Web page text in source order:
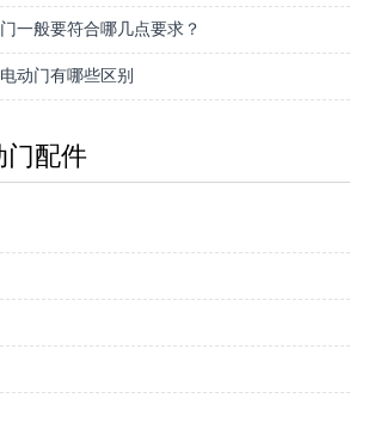
一般要符合哪几点要求？
动门有哪些区别
门配件